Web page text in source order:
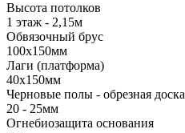
Высота потолков
1 этаж - 2,15м
Обвязочный брус
100х150мм
Лаги (платформа)
40х150мм
Черновые полы - обрезная доска
20 - 25мм
Огнебиозащита основания